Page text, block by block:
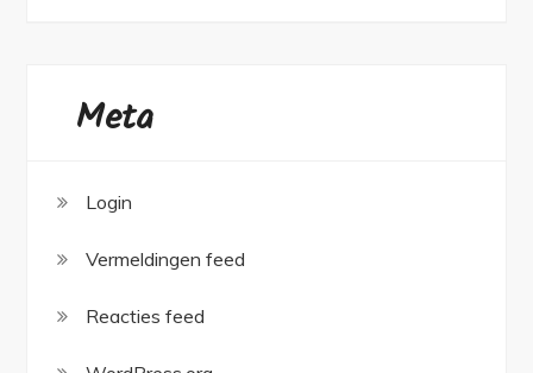
Meta
Login
Vermeldingen feed
Reacties feed